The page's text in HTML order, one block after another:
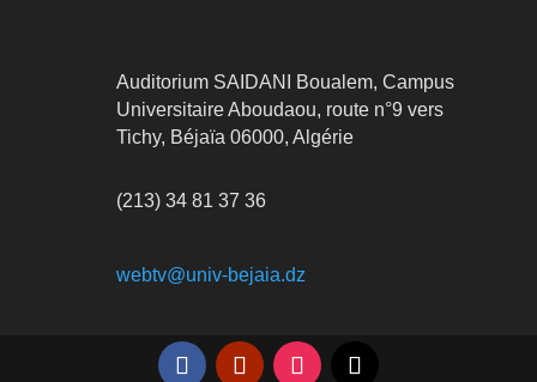
Auditorium SAIDANI Boualem, Campus
Universitaire Aboudaou, route n°9 vers
Tichy, Béjaïa 06000, Algérie
(213) 34 81 37 36
webtv@univ-bejaia.dz